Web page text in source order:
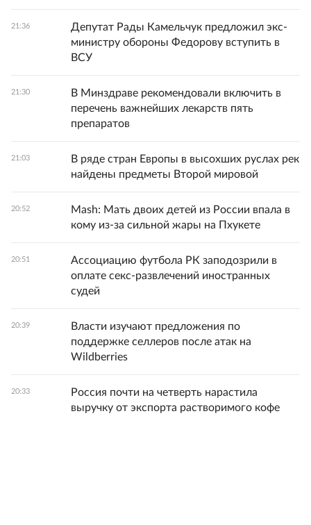
21:36
Депутат Рады Камельчук предложил экс-
министру обороны Федорову вступить в
ВСУ
21:30
В Минздраве рекомендовали включить в
перечень важнейших лекарств пять
препаратов
21:03
В ряде стран Европы в высохших руслах рек
найдены предметы Второй мировой
20:52
Mash: Мать двоих детей из России впала в
кому из-за сильной жары на Пхукете
20:51
Ассоциацию футбола РК заподозрили в
оплате секс-развлечений иностранных
судей
20:39
Власти изучают предложения по
поддержке селлеров после атак на
Wildberries
20:33
Россия почти на четверть нарастила
выручку от экспорта растворимого кофе